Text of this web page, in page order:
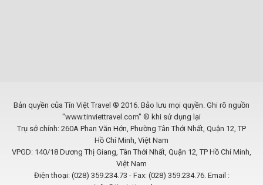
Bản quyền của Tín Việt Travel ® 2016. Bảo lưu mọi quyền. Ghi rõ nguồn
"www.tinviettravel.com" ® khi sử dụng lại
Trụ sở chính: 260A Phan Văn Hớn, Phường Tân Thới Nhất, Quận 12, TP
Hồ Chí Minh, Việt Nam
VPGD: 140/18 Dương Thị Giang, Tân Thới Nhất, Quận 12, TP Hồ Chí Minh,
Việt Nam
Điện thoại: (028) 359.234.73 - Fax: (028) 359.234.76. Email :